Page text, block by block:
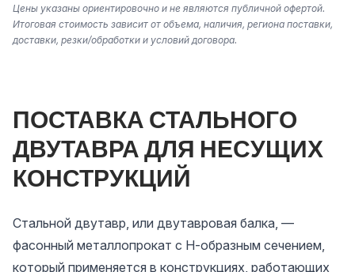
Цены указаны ориентировочно и не являются публичной офертой.
Итоговая стоимость зависит от объема, наличия, региона поставки,
доставки, резки/обработки и условий договора.
ПОСТАВКА СТАЛЬНОГО
ДВУТАВРА ДЛЯ НЕСУЩИХ
КОНСТРУКЦИЙ
Стальной двутавр, или двутавровая балка, —
фасонный металлопрокат с Н-образным сечением,
который применяется в конструкциях, работающих